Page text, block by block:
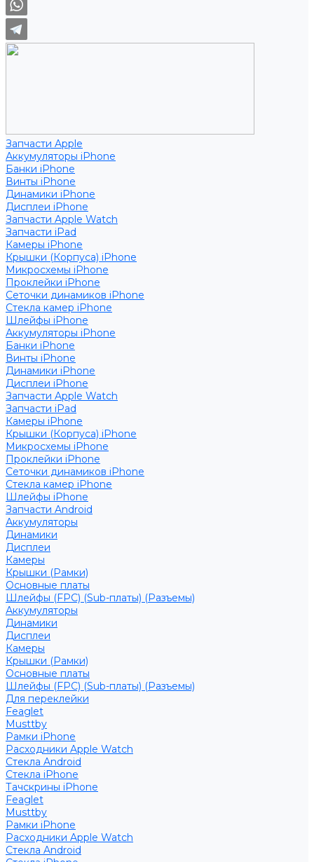
Запчасти Apple
Аккумуляторы iPhone
Банки iPhone
Винты iPhone
Динамики iPhone
Дисплеи iPhone
Запчасти Apple Watch
Запчасти iPad
Камеры iPhone
Крышки (Корпуса) iPhone
Микросхемы iPhone
Проклейки iPhone
Сеточки динамиков iPhone
Стекла камер iPhone
Шлейфы iPhone
Аккумуляторы iPhone
Банки iPhone
Винты iPhone
Динамики iPhone
Дисплеи iPhone
Запчасти Apple Watch
Запчасти iPad
Камеры iPhone
Крышки (Корпуса) iPhone
Микросхемы iPhone
Проклейки iPhone
Сеточки динамиков iPhone
Стекла камер iPhone
Шлейфы iPhone
Запчасти Android
Аккумуляторы
Динамики
Дисплеи
Камеры
Крышки (Рамки)
Основные платы
Шлейфы (FPC) (Sub-платы) (Разъемы)
Аккумуляторы
Динамики
Дисплеи
Камеры
Крышки (Рамки)
Основные платы
Шлейфы (FPC) (Sub-платы) (Разъемы)
Для переклейки
Feaglet
Musttby
Рамки iPhone
Расходники Apple Watch
Стекла Android
Стекла iPhone
Тачскрины iPhone
Feaglet
Musttby
Рамки iPhone
Расходники Apple Watch
Стекла Android